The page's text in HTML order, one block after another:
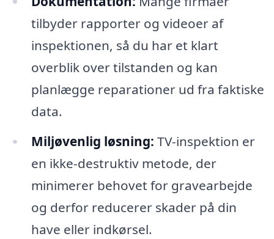
tilbyder rapporter og videoer af
inspektionen, så du har et klart
overblik over tilstanden og kan
planlægge reparationer ud fra faktiske
data.
Miljøvenlig løsning: TV-inspektion er
en ikke-destruktiv metode, der
minimerer behovet for gravearbejde
og derfor reducerer skader på din
have eller indkørsel.